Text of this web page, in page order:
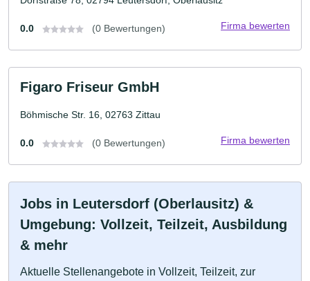
0.0 (0 Bewertungen) Firma bewerten
Figaro Friseur GmbH
Böhmische Str. 16, 02763 Zittau
0.0 (0 Bewertungen) Firma bewerten
Jobs in Leutersdorf (Oberlausitz) &
Umgebung: Vollzeit, Teilzeit, Ausbildung
& mehr
Aktuelle Stellenangebote in Vollzeit, Teilzeit, zur